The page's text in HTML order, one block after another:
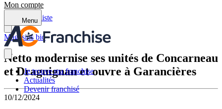
Mon compte
Menu
Je trouve ma franchise
Actualités
Devenir franchisé
Retour à la liste
Magasins bio
Netto modernise ses unités de Concarneau
et Draguignan et ouvre à Garancières
10/12/2024